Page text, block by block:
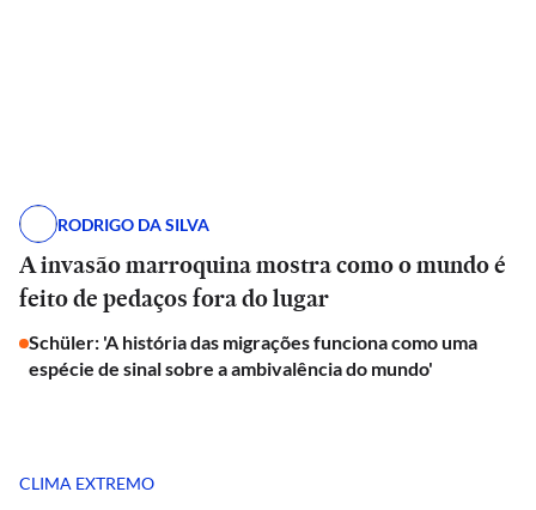
RODRIGO DA SILVA
A invasão marroquina mostra como o mundo é
feito de pedaços fora do lugar
Schüler: 'A história das migrações funciona como uma
espécie de sinal sobre a ambivalência do mundo'
CLIMA EXTREMO